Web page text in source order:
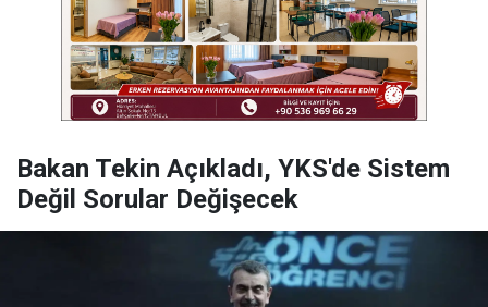
Bakan Tekin Açıkladı, YKS'de Sistem
Değil Sorular Değişecek